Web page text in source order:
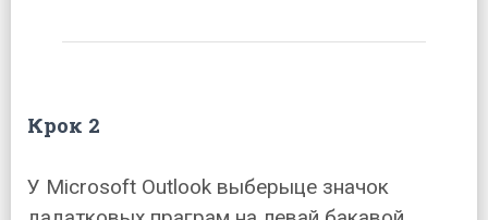
Крок 2
У Microsoft Outlook выберыце значок